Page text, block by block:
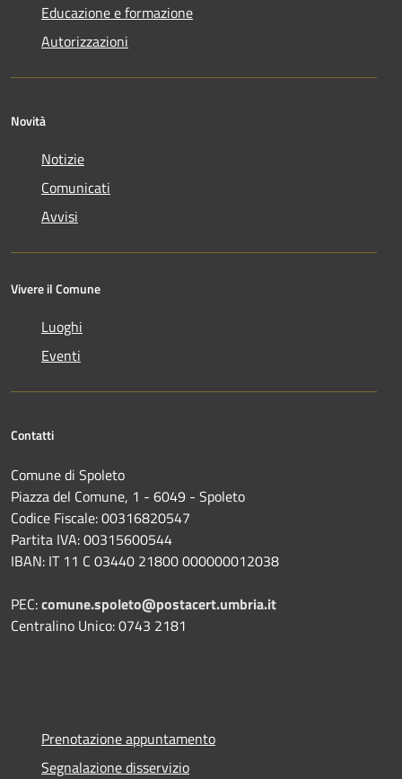
Educazione e formazione
Autorizzazioni
Novità
Notizie
Comunicati
Avvisi
Vivere il Comune
Luoghi
Eventi
Contatti
Comune di Spoleto
Piazza del Comune, 1 - 6049 - Spoleto
Codice Fiscale: 00316820547
Partita IVA: 00315600544
IBAN: IT 11 C 03440 21800 000000012038
PEC:comune.spoleto@postacert.umbria.it
Centralino Unico: 0743 2181
Prenotazione appuntamento
Segnalazione disservizio